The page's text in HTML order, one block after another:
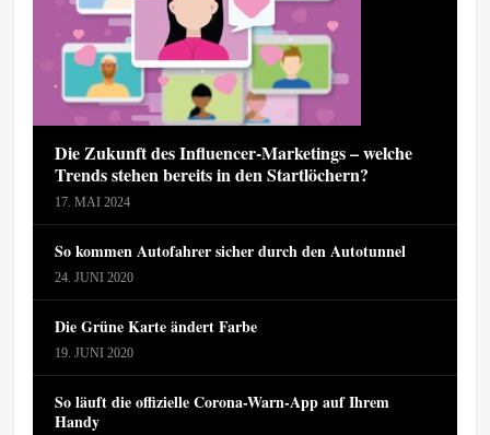
Die Zukunft des Influencer-Marketings – welche
Trends stehen bereits in den Startlöchern?
17. MAI 2024
So kommen Autofahrer sicher durch den Autotunnel
24. JUNI 2020
Die Grüne Karte ändert Farbe
19. JUNI 2020
So läuft die offizielle Corona-Warn-App auf Ihrem
Handy